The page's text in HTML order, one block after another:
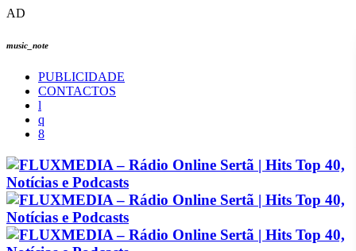
AD
music_note
PUBLICIDADE
CONTACTOS